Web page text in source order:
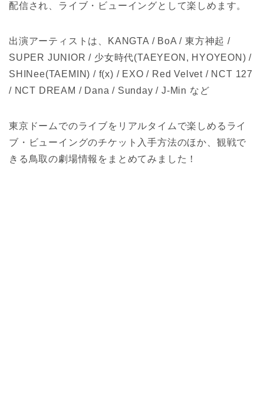
配信され、ライブ・ビューイングとして楽しめます。
出演アーティストは、KANGTA / BoA / 東方神起 /
SUPER JUNIOR / 少女時代(TAEYEON, HYOYEON) /
SHINee(TAEMIN) / f(x) / EXO / Red Velvet / NCT 127
/ NCT DREAM / Dana / Sunday / J-Min など
東京ドームでのライブをリアルタイムで楽しめるライ
ブ・ビューイングのチケット入手方法のほか、観戦で
きる鳥取の劇場情報をまとめてみました！